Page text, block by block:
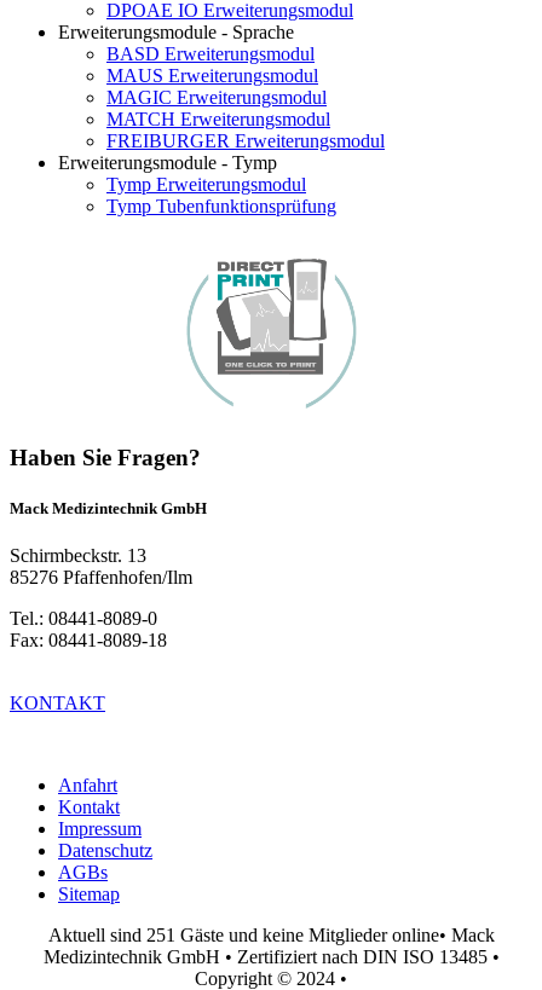
DPOAE IO Erweiterungsmodul
Erweiterungsmodule - Sprache
BASD Erweiterungsmodul
MAUS Erweiterungsmodul
MAGIC Erweiterungsmodul
MATCH Erweiterungsmodul
FREIBURGER Erweiterungsmodul
Erweiterungsmodule - Tymp
Tymp Erweiterungsmodul
Tymp Tubenfunktionsprüfung
Haben Sie Fragen?
Mack Medizintechnik GmbH
Schirmbeckstr. 13
85276 Pfaffenhofen/Ilm
Tel.: 08441-8089-0
Fax: 08441-8089-18
KONTAKT
Anfahrt
Kontakt
Impressum
Datenschutz
AGBs
Sitemap
Aktuell sind 251 Gäste und keine Mitglieder online• Mack
Medizintechnik GmbH • Zertifiziert nach DIN ISO 13485 •
Copyright © 2024 •